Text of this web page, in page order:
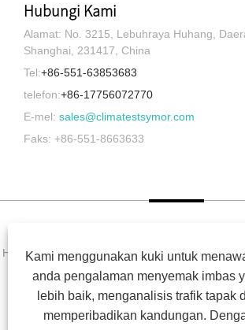
Hubungi Kami
Alamat: No. 3215, Lebuhraya Huhang,
Shanghai, 231417, China
Tel:+86-551-63853683
telefon:+86-17756072770
E-mel: sales@climatestsymor.com
Faks: +86-551-8663633
Hak Cipta © 2022 Symor Instrument Equipment
Alam Sekitar, Kabinet Kering Elektronik,
Dipercepatkan Hak Cipta
Kami menggunakan kuki untuk
anda pengalaman menyemak imbas
lebih baik, menganalisis trafik tapak
memperibadikan kandungan.